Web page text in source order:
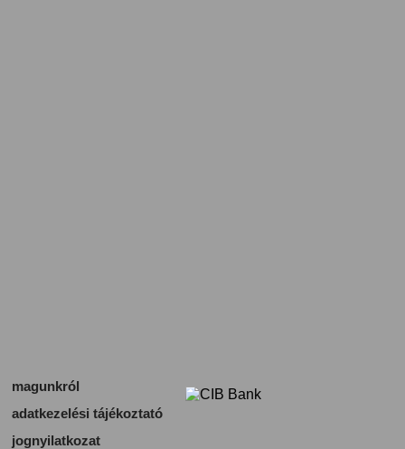
magunkról
adatkezelési tájékoztató
jognyilatkozat